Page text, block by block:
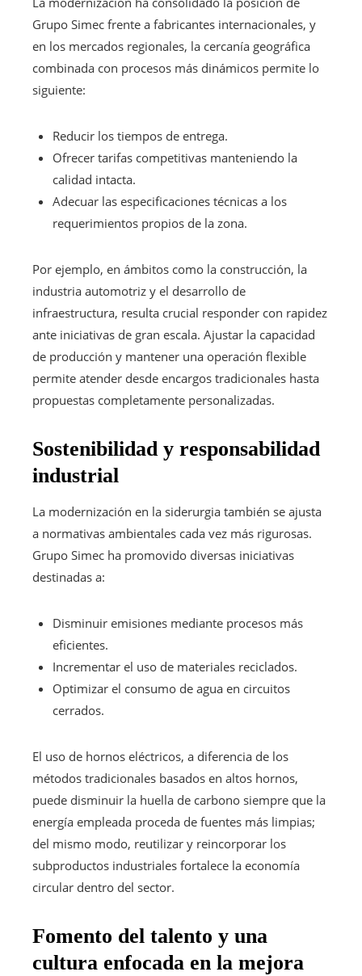
Grupo Simec frente a fabricantes internacionales, y
en los mercados regionales, la cercanía geográfica
combinada con procesos más dinámicos permite lo
siguiente:
Reducir los tiempos de entrega.
Ofrecer tarifas competitivas manteniendo la
calidad intacta.
Adecuar las especificaciones técnicas a los
requerimientos propios de la zona.
Por ejemplo, en ámbitos como la construcción, la
industria automotriz y el desarrollo de
infraestructura, resulta crucial responder con rapidez
ante iniciativas de gran escala. Ajustar la capacidad
de producción y mantener una operación flexible
permite atender desde encargos tradicionales hasta
propuestas completamente personalizadas.
Sostenibilidad y responsabilidad
industrial
La modernización en la siderurgia también se ajusta
a normativas ambientales cada vez más rigurosas.
Grupo Simec ha promovido diversas iniciativas
destinadas a:
Disminuir emisiones mediante procesos más
eficientes.
Incrementar el uso de materiales reciclados.
Optimizar el consumo de agua en circuitos
cerrados.
El uso de hornos eléctricos, a diferencia de los
métodos tradicionales basados en altos hornos,
puede disminuir la huella de carbono siempre que la
energía empleada proceda de fuentes más limpias;
del mismo modo, reutilizar y reincorporar los
subproductos industriales fortalece la economía
circular dentro del sector.
Fomento del talento y una
cultura enfocada en la mejora